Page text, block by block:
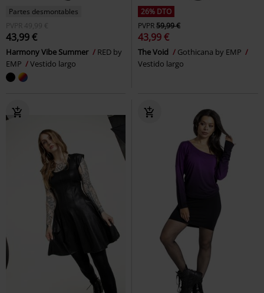
Partes desmontables
PVPR 49,99 €
43,99 €
Harmony Vibe Summer
RED by
EMP
Vestido largo
26% DTO
PVPR59,99 €
43,99 €
The Void
Gothicana by EMP
Vestido largo